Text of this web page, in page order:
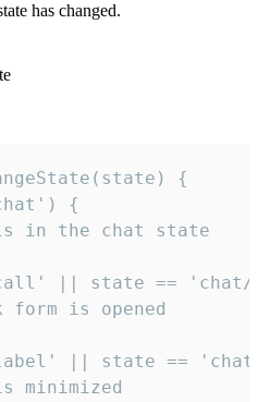
has changed.
{
{
in the chat state
|| state ==
form is opened
|| state ==
minimized